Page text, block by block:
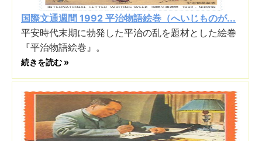
国際文通週間 1992 平治物語絵巻（へいじものが...
平安時代末期に勃発した平治の乱を題材とした絵巻
『平治物語絵巻』。
続きを読む »